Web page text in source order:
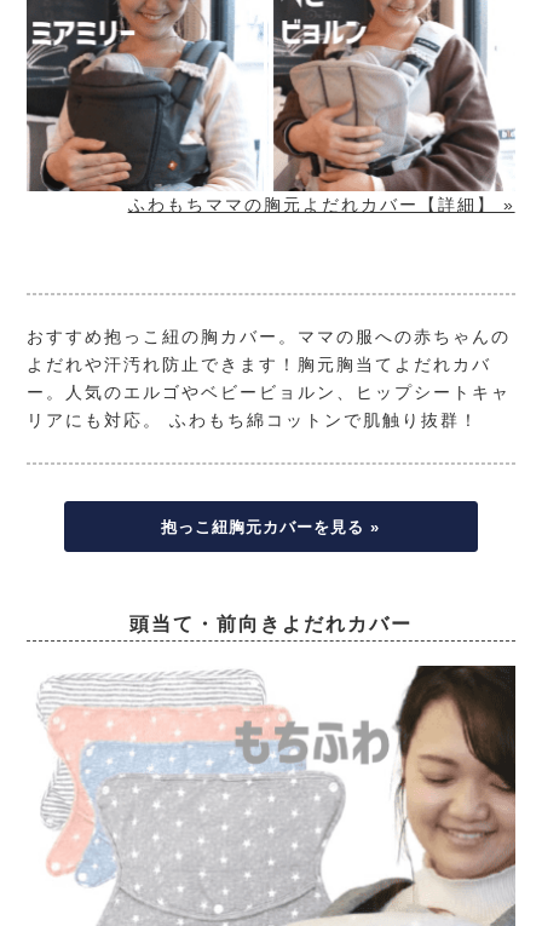
ふわもちママの胸元よだれカバー【詳細】 »
おすすめ抱っこ紐の胸カバー。ママの服への赤ちゃんの
よだれや汗汚れ防止できます！胸元胸当てよだれカバ
ー。人気のエルゴやベビービョルン、ヒップシートキャ
リアにも対応。 ふわもち綿コットンで肌触り抜群！
抱っこ紐胸元カバーを見る »
頭当て・前向きよだれカバー